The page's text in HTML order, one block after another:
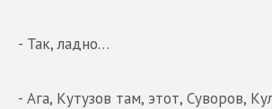
- Так, ладно…
- Ага, Кутузов там, этот, Суворов,